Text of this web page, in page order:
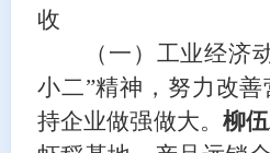
收
（一）工业经济
小二”精神，努力改
持企业做强做大。 柳